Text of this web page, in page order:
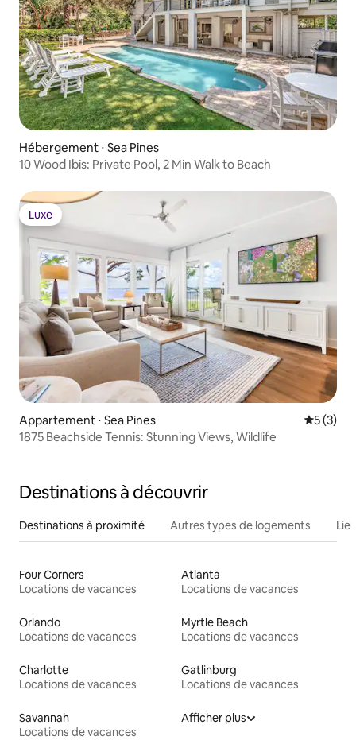
Hébergement ⋅ Sea Pines
10 Wood Ibis: Private Pool, 2 Min Walk to Beach
Luxe
Luxe
Appartement ⋅ Sea Pines
5 (3)
1875 Beachside Tennis: Stunning Views, Wildlife
Destinations à découvrir
Destinations à proximité Autres types de logements
Four Corners
Locations de vacances
Atlanta
Locations de vacances
Orlando
Locations de vacances
Myrtle Beach
Locations de vacances
Charlotte
Locations de vacances
Gatlinburg
Locations de vacances
Savannah
Locations de vacances
Afficher plus